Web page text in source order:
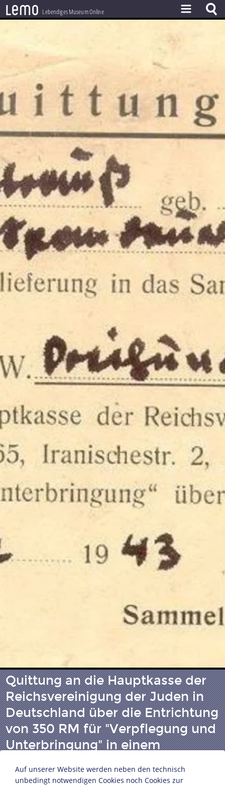
lemo Lebendiges Museum Online
ZEITZEUGEN
BESTAND
LERNEN
PROJEKT
Quittung an die Hauptkasse der
Reichsvereinigung der Juden in
Deutschland über die Entrichtung
von 350 RM für "Verpflegung und
Unterbringung" in einem
Auf unserer Website werden neben den technisch
unbedingt notwendigen Cookies noch Cookies zur